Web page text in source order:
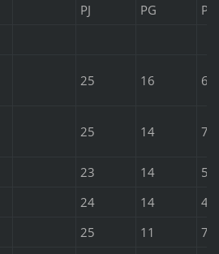
PJ PG PE
25 16 6
25 14 7
23 14
5
24 14
4
25 11
7